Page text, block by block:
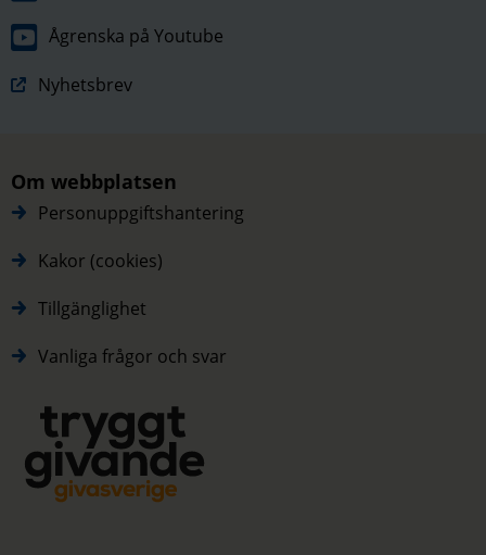
Ågrenska på Youtube
Nyhetsbrev
Om webbplatsen
Personuppgiftshantering
Kakor (cookies)
Tillgänglighet
Vanliga frågor och svar